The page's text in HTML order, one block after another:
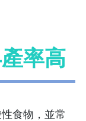
率高
食物，並常